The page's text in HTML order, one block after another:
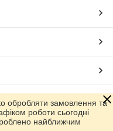
Prom.ua
обробляти замовлення та
роботи сьогодні
найближчим